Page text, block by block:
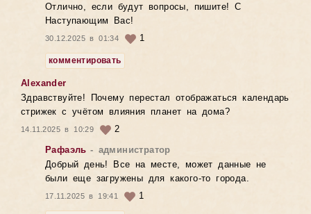
Отлично, если будут вопросы, пишите! С
Наступающим Вас!
30.12.2025 в 01:34 1
комментировать
Alexander
Здравствуйте! Почему перестал отображаться календарь
стрижек с учётом влияния планет на дома?
14.11.2025 в 10:29
2
Рафаэль - администратор
Добрый день! Все на месте, может данные не
были еще загружены для какого-то города.
17.11.2025 в 19:41 1